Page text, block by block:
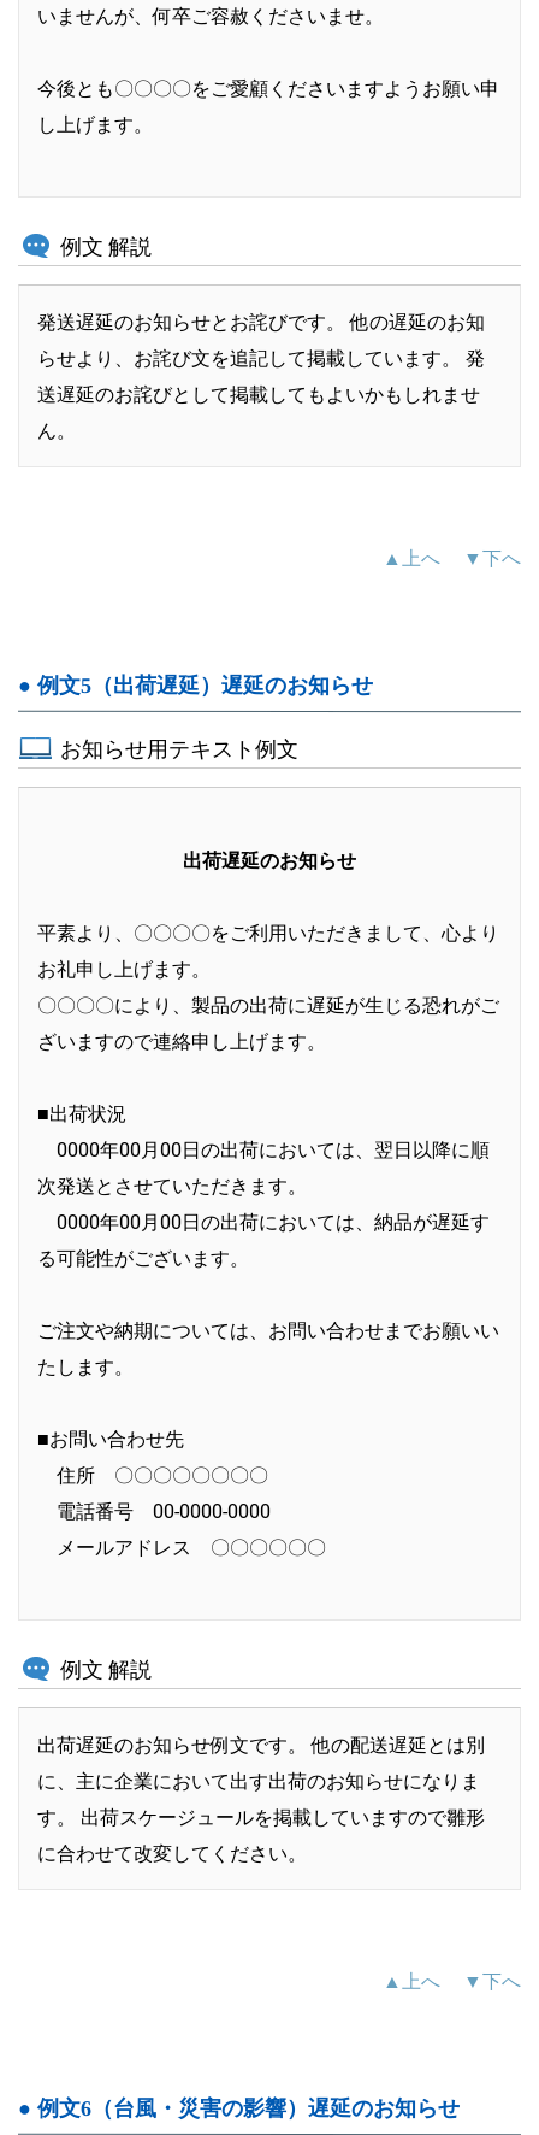
いませんが、何卒ご容赦くださいませ。
今後とも〇〇〇〇をご愛顧くださいますようお願い申
し上げます。​​
例文 解説
発送遅延のお知らせとお詫びです。 他の遅延のお知
らせより、お詫び文を追記して掲載しています。 発
送遅延のお詫びとして掲載してもよいかもしれませ
ん。
▲上へ ▼下へ
● 例文5（出荷遅延）遅延のお知らせ
お知らせ用テキスト例文
出荷遅延のお知らせ
平素より、〇〇〇〇をご利用いただきまして、心より
お礼申し上げます。
〇〇〇〇により、製品の出荷に遅延が生じる恐れがご
ざいますので連絡申し上げます。
■出荷状況
0000年00月00日の出荷においては、翌日以降に順
次発送とさせていただきます。
0000年00月00日の出荷においては、納品が遅延す
る可能性がございます。
ご注文や納期については、お問い合わせまでお願いい
たします。
■お問い合わせ先
住所 〇〇〇〇〇〇〇〇
電話番号 00-0000-0000
メールアドレス 〇〇〇〇〇〇
例文 解説
出荷遅延のお知らせ例文です。 他の配送遅延とは別
に、主に企業において出す出荷のお知らせになりま
す。 出荷スケージュールを掲載していますので雛形
に合わせて改変してください。
▲上へ ▼下へ
● 例文6（台風・災害の影響）遅延のお知らせ